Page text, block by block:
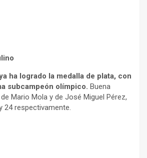
ha logrado la medalla de plata, con
subcampeón olímpico. Buena
Mario Mola y de José Miguel Pérez,
24 respectivamente.